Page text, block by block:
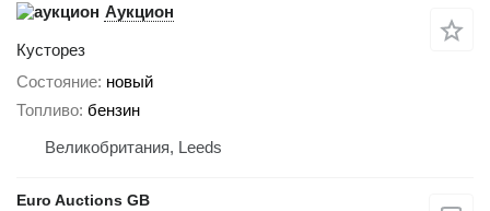
Аукцион
Кусторез
Состояние новый
Топливо бензин
Великобритания, Leeds
Euro Auctions GB